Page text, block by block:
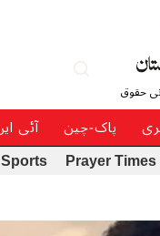
حقوق
پاک-چین آئی
Prayer Times
Sports